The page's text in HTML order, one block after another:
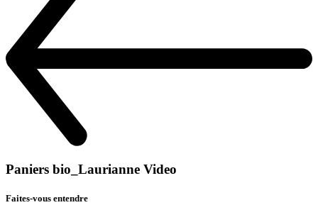
Paniers bio_Laurianne Video
Faites-vous entendre